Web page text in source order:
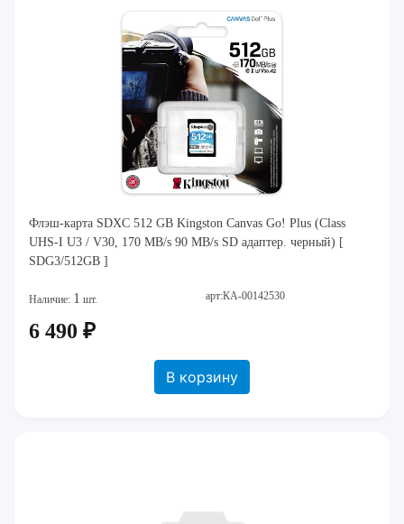
Флэш-карта SDXC 512 GB Kingston Canvas Go! Plus (Class
UHS-I U3 / V30, 170 MB/s 90 MB/s SD адаптер. черный) [
SDG3/512GB ]
Наличие: 1 шт. арт:КА-00142530
6 490 ₽
В корзину